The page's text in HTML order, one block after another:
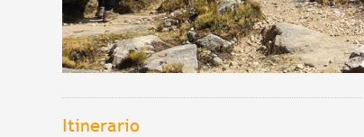
Itinerario